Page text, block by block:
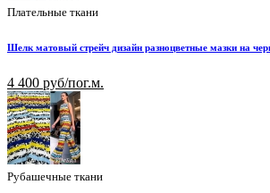
Плательные ткани
Шелк матовый стрейч дизайн разноцветные мазки на
4 400 руб/пог.м.
Рубашечные ткани